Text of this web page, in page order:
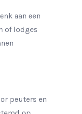
aan een
of lodges
peuters en